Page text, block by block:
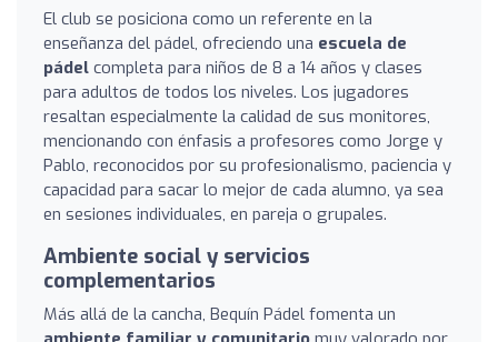
El club se posiciona como un referente en la
enseñanza del pádel, ofreciendo una escuela de
pádel completa para niños de 8 a 14 años y clases
para adultos de todos los niveles. Los jugadores
resaltan especialmente la calidad de sus monitores,
mencionando con énfasis a profesores como Jorge y
Pablo, reconocidos por su profesionalismo, paciencia y
capacidad para sacar lo mejor de cada alumno, ya sea
en sesiones individuales, en pareja o grupales.
Ambiente social y servicios
complementarios
Más allá de la cancha, Bequín Pádel fomenta un